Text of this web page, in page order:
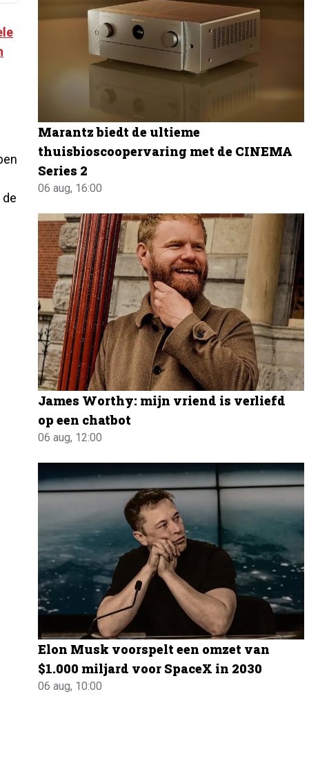
Marantz biedt de ultieme
thuisbioscoopervaring met de CINEMA
Series 2
06 aug, 16:00
James Worthy: mijn vriend is verliefd
op een chatbot
06 aug, 12:00
Elon Musk voorspelt een omzet van
$1.000 miljard voor SpaceX in 2030
06 aug, 10:00